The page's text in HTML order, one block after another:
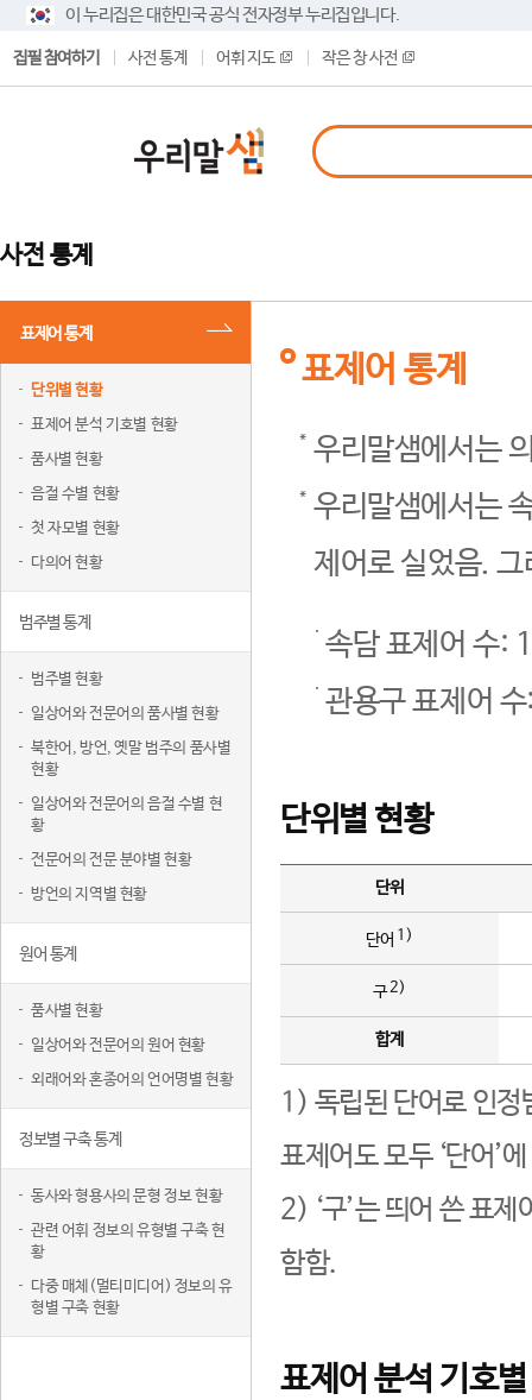
이 누리집은 대한민국 공식 전자정부 누리집입니다.
집필 참여하기 사전 통계 어휘 지도 작은 창 사전
사전 통계
표제어 통계
단위별 현황
표제어 분석 기호별 현황
품사별 현황
음절 수별 현황
첫 자모별 현황
다의어 현황
범주별 통계
범주별 현황
일상어와 전문어의 품사별 현황
북한어, 방언, 옛말 범주의 품사별
현황
일상어와 전문어의 음절 수별 현
황
전문어의 전문 분야별 현황
방언의 지역별 현황
원어 통계
품사별 현황
일상어와 전문어의 원어 현황
외래어와 혼종어의 언어명별 현황
정보별 구축 통계
동사와 형용사의 문형 정보 현황
관련 어휘 정보의 유형별 구축 현
황
다중 매체(멀티미디어) 정보의 유
형별 구축 현황
표제어 통계
우리말샘에서는
우리말샘에서는
제어로 실었음.
속담 표제어 수:
관용구 표제어
단위별 현황
단위
단어 1)
구2)
합계
1) 독립된 단어로 인정
표제어도 모두 ‘단어’
2) ‘구’는 띄어 쓴 표
함함.
표제어 분석 기호